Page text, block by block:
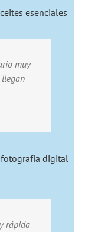
esenciales
muy
llegan
fotografía digital
rápida